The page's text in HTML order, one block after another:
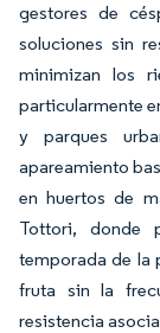
gestores de
soluciones sin
minimizan los
particularmente
y parques
apareamiento
en huertos de
Tottori, donde
temporada de la
fruta sin la
resistencia